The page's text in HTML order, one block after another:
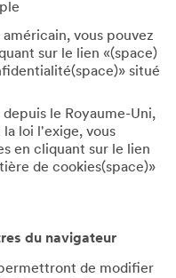
vous pouvez
sur le lien «(space)
situé
le Royaume-Uni,
la loi l'exige, vous
en cliquant sur le lien
de cookies(space)»
du navigateur
de modifier